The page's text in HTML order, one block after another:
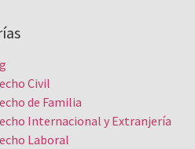
Civil
de Familia
Internacional y Extranjería
Laboral